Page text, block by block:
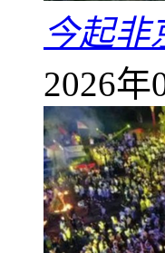
今起非
2026年